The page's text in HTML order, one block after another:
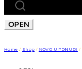
OPEN
Home / Shop / NOVO U PONUDI /